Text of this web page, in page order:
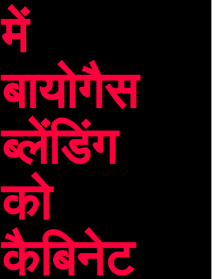
में
बायोगैस
ब्लेंडिंग
को
कैबिनेट